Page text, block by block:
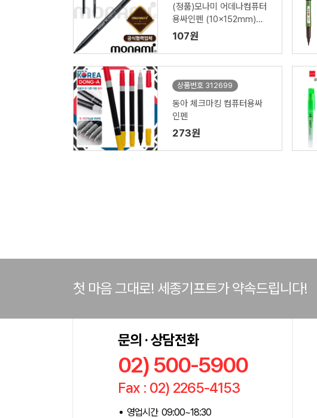
(정품)모나미 어데나컴퓨터
용싸인펜 (10x152mm)
(모나미공식협력업체)
107원
상품번호 312699
동아 체크마킹 컴퓨터용싸
인펜
273원
첫 마음 그대로! 세종기프트가 약속드립니다!
문의 · 상담전화
02) 500-5900
Fax : 02) 2265-4153
영업시간 09:00~18:30